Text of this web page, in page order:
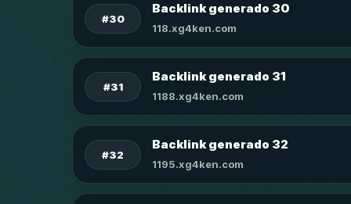
#30
Backlink generado 30
118.xg4ken.com
#31
Backlink generado 31
1188.xg4ken.com
#32
Backlink generado 32
1195.xg4ken.com